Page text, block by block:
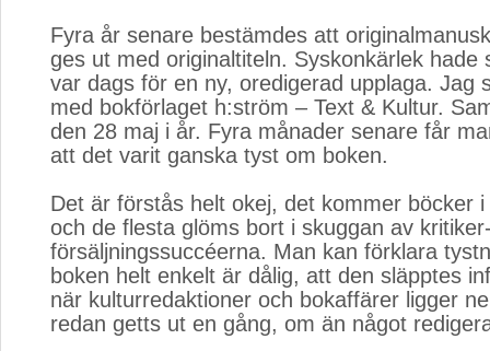
Fyra år senare bestämdes att
ges ut med originaltiteln. Syskonkärlek hade
var dags för en ny, oredigerad upplaga. Jag
med bokförlaget h:ström – Text & Kultur.
den 28 maj i år. Fyra månader senare får
att det varit ganska tyst om boken.
Det är förstås helt okej, det kommer böcker
och de flesta glöms bort i skuggan av
försäljningssuccéerna. Man kan förklara
boken helt enkelt är dålig, att den släpptes
när kulturredaktioner och bokaffärer ligger
redan getts ut en gång, om än något